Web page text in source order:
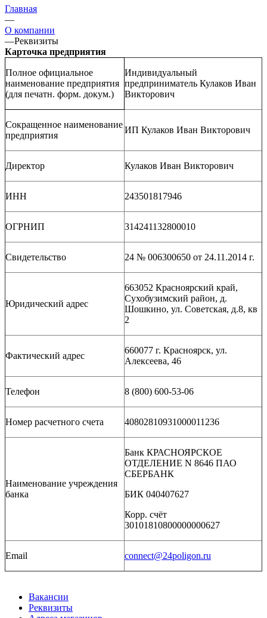
Главная
—
О компании
—Реквизиты
Карточка предприятия
Полное официальное
наименование предприятия
(для печатн. форм. докум.)
Индивидуальный
предприниматель Кулаков Иван
Викторович
Сокращенное наименование
предприятия
ИП Кулаков Иван Викторович
Директор Кулаков Иван Викторович
ИНН 243501817946
ОГРНИП 314241132800010
Свидетельство 24 № 006300650 от 24.11.2014 г.
Юридический адрес
663052 Красноярский край,
Сухобузимский район, д.
Шошкино, ул. Советская, д.8, кв
2
Фактический адрес
660077 г. Красноярск, ул.
Алексеева, 46
Телефон 8 (800) 600-53-06
Номер расчетного счета 40802810931000011236
Наименование учреждения
банка
Банк КРАСНОЯРСКОЕ
ОТДЕЛЕНИЕ N 8646 ПАО
СБЕРБАНК
БИК 040407627
Корр. счёт
30101810800000000627
Еmail connect@24poligon.ru
Вакансии
Реквизиты